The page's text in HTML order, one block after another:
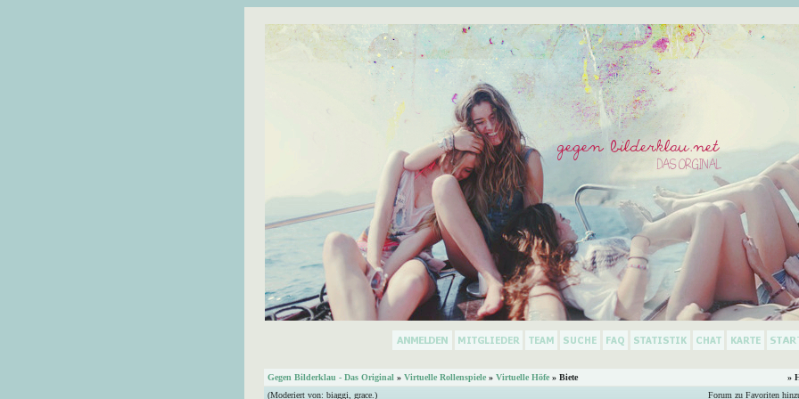
Gegen Bilderklau - Das Original » Virtuelle Rollenspiele » Virtuelle Höfe » Biete
»
(Moderiert von: biaggi grace. ) Forum zu Favoriten